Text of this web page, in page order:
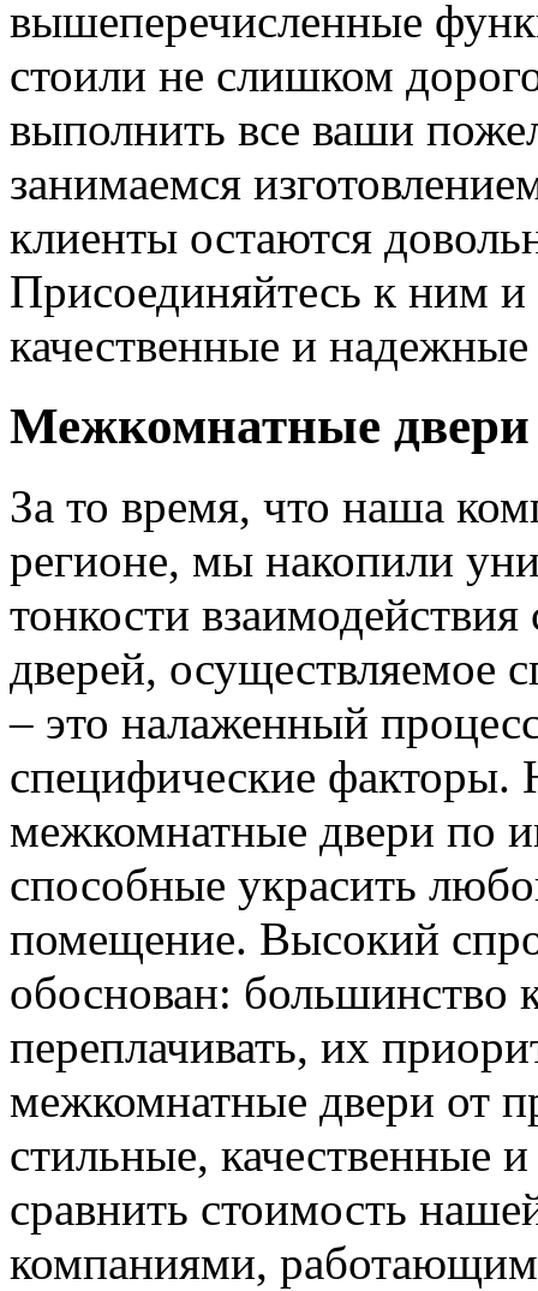
вышеперечисленные
стоили не слишком
выполнить все ваши
занимаемся
клиенты остаются
Присоединяйтесь к ним
качественные и
Межкомнатные двери
За то время, что наша
регионе, мы накопили
тонкости
дверей, осуществляемое
– это налаженный
специфические
межкомнатные двери по
способные украсить
помещение. Высокий
обоснован: большинство
переплачивать, их
межкомнатные двери от
стильные, качественные
сравнить стоимость
компаниями,